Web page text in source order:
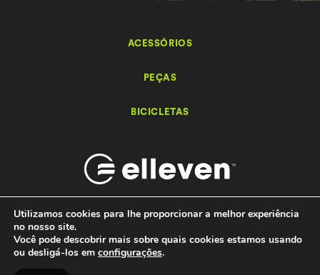
ACESSÓRIOS
PEÇAS
BICICLETAS
Elleven – Bikes e Acessórios - 2026 Todos os direitos reservados.
Utilizamos cookies para lhe proporcionar a melhor experiência
no nosso site.
Você pode descobrir mais sobre quais cookies estamos usando
ou desligá-los em configurações.